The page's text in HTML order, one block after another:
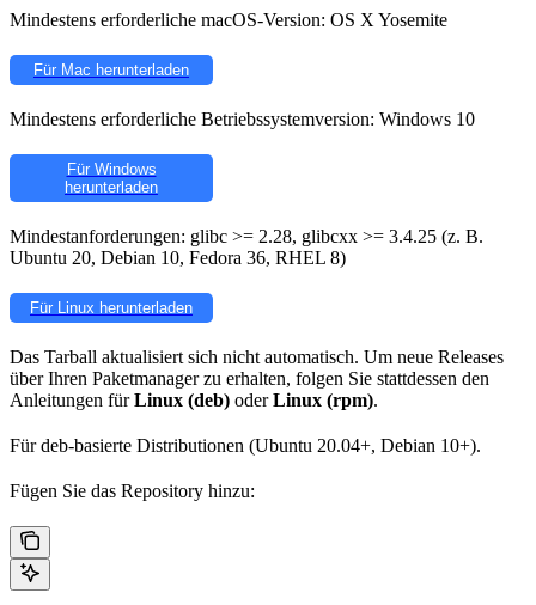
Mindestens erforderliche macOS-Version: OS X Yosemite
Für Mac herunterladen
Mindestens erforderliche Betriebssystemversion: Windows 10
Für Windows
herunterladen
Mindestanforderungen: glibc >= 2.28, glibcxx >= 3.4.25 (z. B.
Ubuntu 20, Debian 10, Fedora 36, RHEL 8)
Für Linux herunterladen
Das Tarball aktualisiert sich nicht automatisch. Um neue Releases
über Ihren Paketmanager zu erhalten, folgen Sie stattdessen den
Anleitungen fürLinux (deb) oderLinux (rpm).
Für deb-basierte Distributionen (Ubuntu 20.04+, Debian 10+).
Fügen Sie das Repository hinzu: